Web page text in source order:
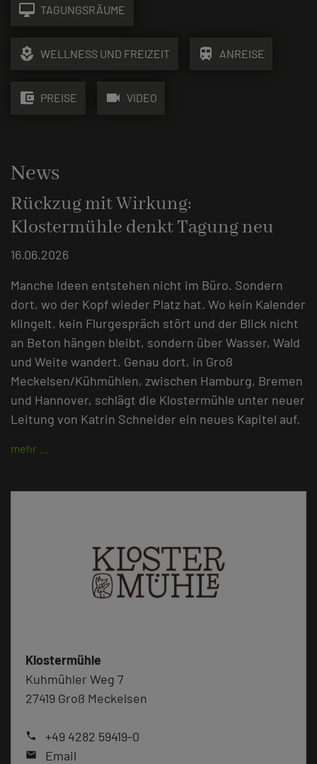
desktop_mac TAGUNGSRÄUME
local_florist WELLNESS UND FREIZEIT train ANREISE
account_balance_wallet PREISE videocam VIDEO
News
Rückzug mit Wirkung:
Klostermühle denkt Tagung neu
16.06.2026
Manche Ideen entstehen nicht im Büro. Sondern
dort, wo der Kopf wieder Platz hat. Wo kein Kalender
klingelt, kein Flurgespräch stört und der Blick nicht
an Beton hängen bleibt, sondern über Wasser, Wald
und Weite wandert. Genau dort, in Groß
Meckelsen/Kühmühlen, zwischen Hamburg, Bremen
und Hannover, schlägt die Klostermühle unter neuer
Leitung von Katrin Schneider ein neues Kapitel auf.
mehr …
Klostermühle
Kuhmühler Weg 7
27419 Groß Meckelsen
phone +49 4282 59419-0
mail Email